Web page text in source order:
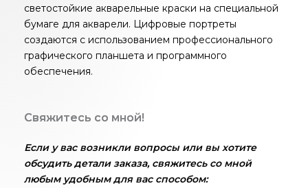
светостойкие акварельные краски на специальной
бумаге для акварели. Цифровые портреты
создаются с использованием профессионального
графического планшета и программного
обеспечения.
Свяжитесь со мной!
Если у вас возникли вопросы или вы хотите
обсудить детали заказа, свяжитесь со мной
любым удобным для вас способом: